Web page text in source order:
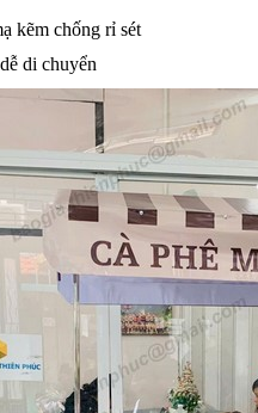
kẽm chống rỉ sét
di chuyển